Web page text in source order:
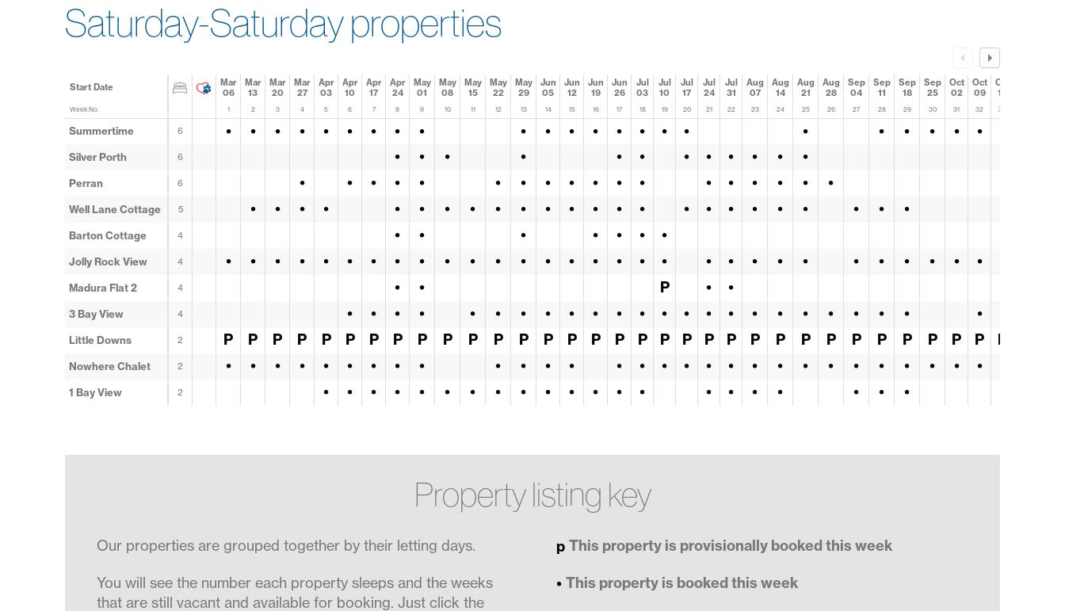
Saturday-Saturday properties
Start Date
Mar
06
Mar
13
Mar
20
Mar
27
Apr
03
Apr
10
Apr
17
Apr
24
May
01
May
08
May
15
May
22
May
29
Jun
05
Jun
12
Jun
19
Jun
26
Jul
03
Jul
10
Jul
17
Jul
24
Jul
31
Aug
07
Aug
14
Aug
21
Aug
28
Sep
04
Sep
11
Sep
18
Sep
25
Oct
02
Oct
09
Oct
16
Week No. 1 2 3 4 5 6 7 8 9 10 11 12 13 14 15 16 17 18 19 20 21 22 23 24 25 26 27 28 29 30 31 32 33
Summertime 6 • • • • • • • • • • • • • • • • • • • • • • •
Silver Porth 6 • • • • • • • • • • • •
Perran 6 • • • • • • • • • • • • • • • • • •
Well Lane Cottage 5 • • • • • • • • • • • • • • • • • • • • • • • •
Barton Cottage 4 • • • • • • •
Jolly Rock View 4 • • • • • • • • • • • • • • • • • • • • • • • • • • • • • •
Madura Flat 2 4 • • P • •
3 Bay View 4 • • • • • • • • • • • • • • • • • • • • • • • •
Little Downs 2 P P P P P P P P P P P P P P P P P P P P P P P P P P P P P P P P P
Nowhere Chalet 2 • • • • • • • • • • • • • • • • • • • • • • • • • • • • •
1 Bay View 2 • • • • • • • • • • • • • • • • • • • • •
Property listing key
Our properties are grouped together by their letting days.
You will see the number each property sleeps and the weeks
that are still vacant and available for booking. Just click the
This property is provisionally booked this week
This property is booked this week